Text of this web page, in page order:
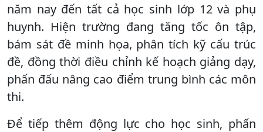
năm nay đến tất cả học sinh lớp 12 và phụ
huynh. Hiện trường đang tăng tốc ôn tập,
bám sát đề minh họa, phân tích kỹ cấu trúc
đề, đồng thời điều chỉnh kế hoạch giảng dạy,
phấn đấu nâng cao điểm trung bình các môn
thi.
Để tiếp thêm động lực cho học sinh, phấn